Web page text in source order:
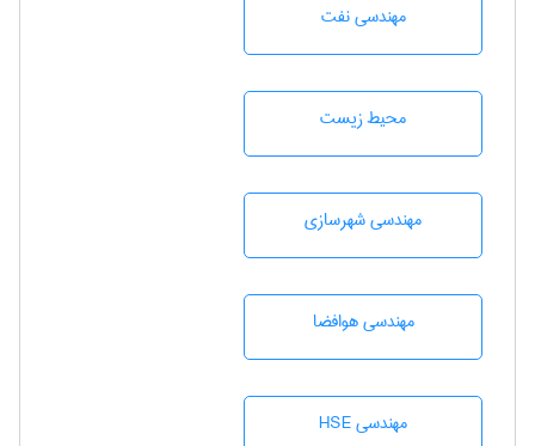
مهندسی نفت
محيط زيست
مهندسی شهرسازی
مهندسی هوافضا
مهندسی HSE